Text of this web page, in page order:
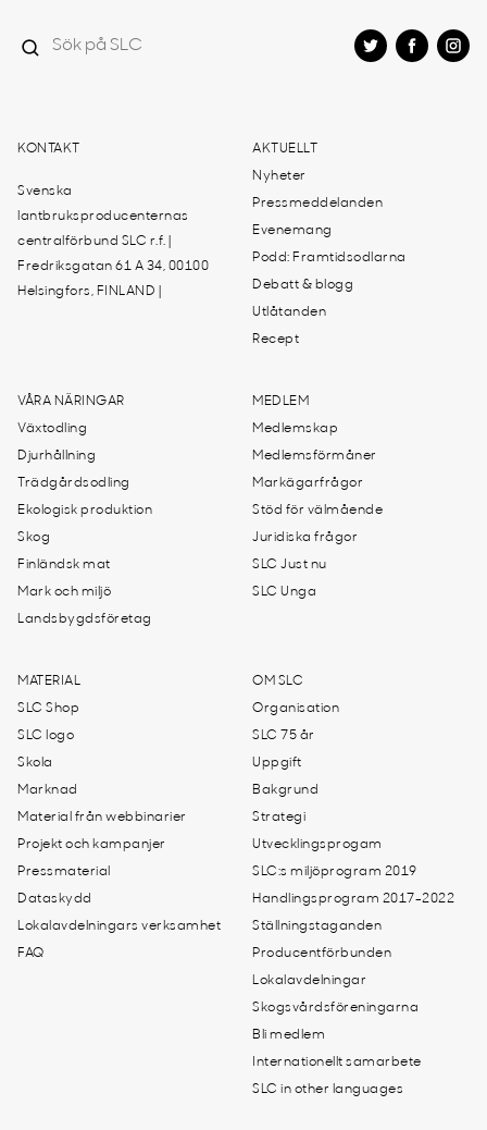
KONTAKT
Svenska
lantbruksproducenternas
centralförbund SLC r.f. |
Fredriksgatan 61 A 34, 00100
Helsingfors, FINLAND |
AKTUELLT
Nyheter
Pressmeddelanden
Evenemang
Podd: Framtidsodlarna
Debatt & blogg
Utlåtanden
Recept
VÅRA NÄRINGAR
Växtodling
Djurhållning
Trädgårdsodling
Ekologisk produktion
Skog
Finländsk mat
Mark och miljö
Landsbygdsföretag
MEDLEM
Medlemskap
Medlemsförmåner
Markägarfrågor
Stöd för välmående
Juridiska frågor
SLC Just nu
SLC Unga
MATERIAL
SLC Shop
SLC logo
Skola
Marknad
Material från webbinarier
Projekt och kampanjer
Pressmaterial
Dataskydd
Lokalavdelningars verksamhet
FAQ
OM SLC
Organisation
SLC 75 år
Uppgift
Bakgrund
Strategi
Utvecklingsprogam
SLC:s miljöprogram 2019
Handlingsprogram 2017-2022
Ställningstaganden
Producentförbunden
Lokalavdelningar
Skogsvårdsföreningarna
Bli medlem
Internationellt samarbete
SLC in other languages